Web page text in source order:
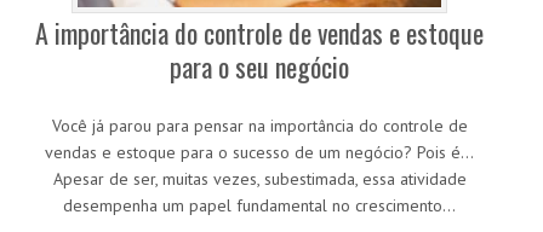
A importância do controle de vendas e estoque
para o seu negócio
Você já parou para pensar na importância do controle de
vendas e estoque para o sucesso de um negócio? Pois é…
Apesar de ser, muitas vezes, subestimada, essa atividade
desempenha um papel fundamental no crescimento…